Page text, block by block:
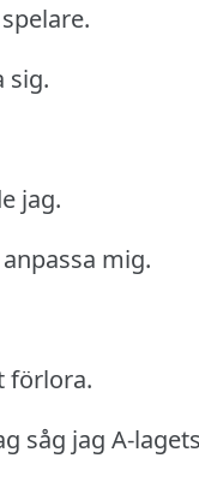
sig.
jag.
mig.
förlora.
såg jag A-